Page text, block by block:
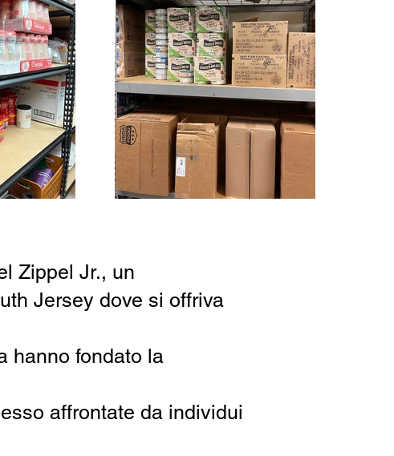
Zippel Jr., un
Jersey dove si offriva
hanno fondato la
affrontate da individui